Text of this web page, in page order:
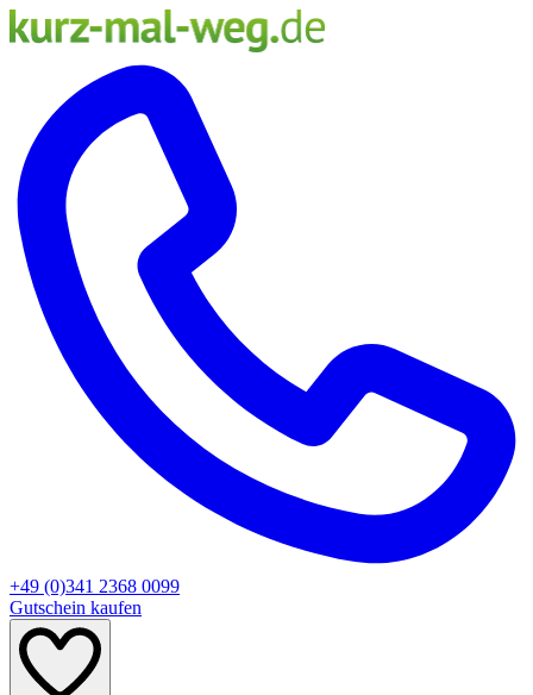
+49 (0)341 2368 0099
Gutschein kaufen